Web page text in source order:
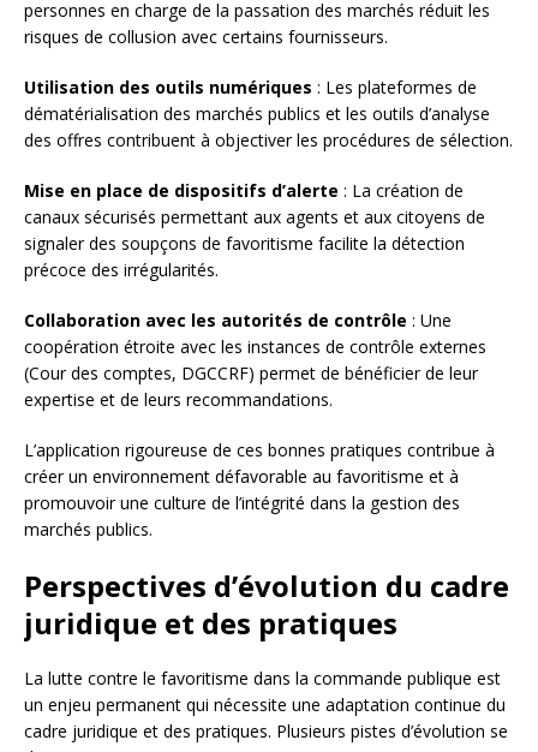
personnes en charge de la passation des marchés réduit les
risques de collusion avec certains fournisseurs.
Utilisation des outils numériques : Les plateformes de
dématérialisation des marchés publics et les outils d’analyse
des offres contribuent à objectiver les procédures de sélection.
Mise en place de dispositifs d’alerte : La création de
canaux sécurisés permettant aux agents et aux citoyens de
signaler des soupçons de favoritisme facilite la détection
précoce des irrégularités.
Collaboration avec les autorités de contrôle : Une
coopération étroite avec les instances de contrôle externes
(Cour des comptes, DGCCRF) permet de bénéficier de leur
expertise et de leurs recommandations.
L’application rigoureuse de ces bonnes pratiques contribue à
créer un environnement défavorable au favoritisme et à
promouvoir une culture de l’intégrité dans la gestion des
marchés publics.
Perspectives d’évolution du cadre
juridique et des pratiques
La lutte contre le favoritisme dans la commande publique est
un enjeu permanent qui nécessite une adaptation continue du
cadre juridique et des pratiques. Plusieurs pistes d’évolution se